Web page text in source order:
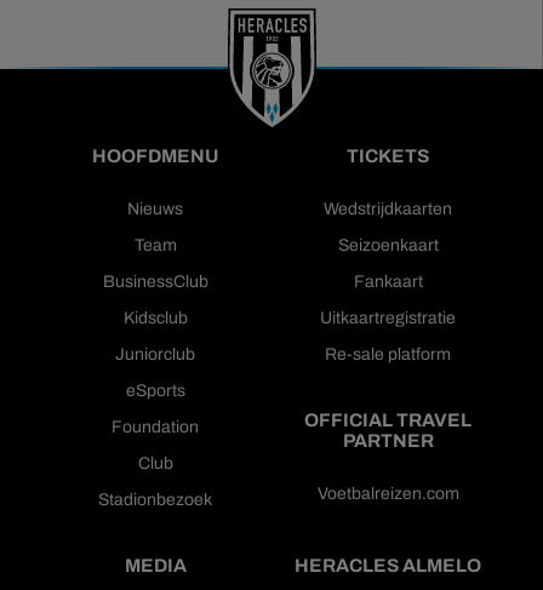
HOOFDMENU
Nieuws
Team
BusinessClub
Kidsclub
Juniorclub
eSports
Foundation
Club
Stadionbezoek
TICKETS
Wedstrijdkaarten
Seizoenkaart
Fankaart
Uitkaartregistratie
Re-sale platform
OFFICIAL TRAVEL
PARTNER
Voetbalreizen.com
MEDIA HERACLES ALMELO